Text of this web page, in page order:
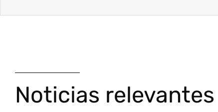
Noticias relevantes